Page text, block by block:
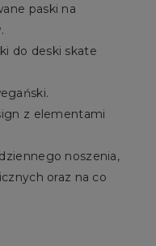
paski na
do deski skate
z elementami
noszenia,
oraz na co